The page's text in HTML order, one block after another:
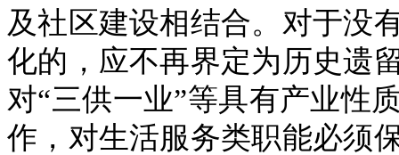
及社区建设相结合。对于没
化的，应不再界定为历史遗
对“三供一业”等具有产业性
作，对生活服务类职能必须